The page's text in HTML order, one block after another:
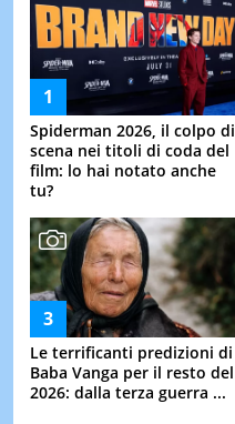
Spiderman 2026, il colpo di
scena nei titoli di coda del
film: lo hai notato anche
tu?
Le terrificanti predizioni di
Baba Vanga per il resto del
2026: dalla terza guerra ...